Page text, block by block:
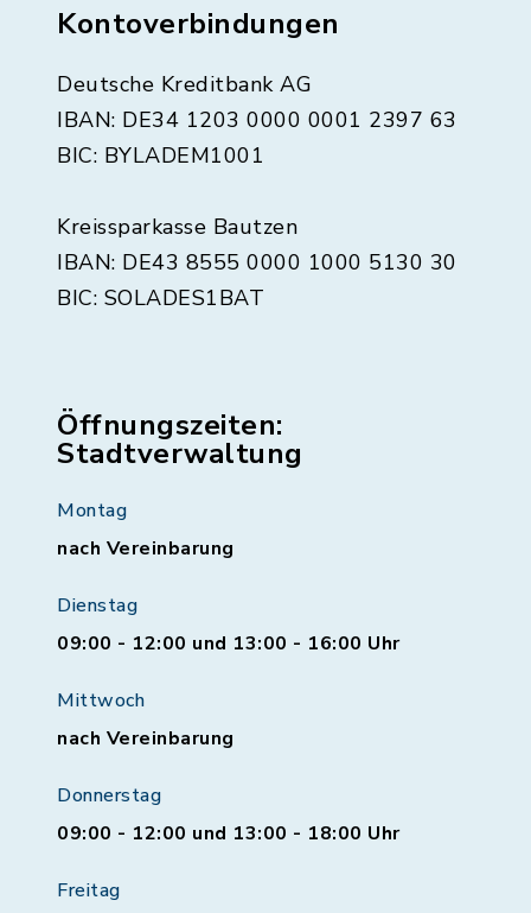
Kontoverbindungen
Deutsche Kreditbank AG
IBAN: DE34 1203 0000 0001 2397 63
BIC: BYLADEM1001
Kreissparkasse Bautzen
IBAN: DE43 8555 0000 1000 5130 30
BIC: SOLADES1BAT
Öffnungszeiten:
Stadtverwaltung
Montag
nach Vereinbarung
Dienstag
09:00 - 12:00 und 13:00 - 16:00 Uhr
Mittwoch
nach Vereinbarung
Donnerstag
09:00 - 12:00 und 13:00 - 18:00 Uhr
Freitag